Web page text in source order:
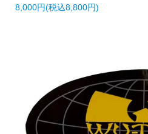
8,000円(税込8,800円)